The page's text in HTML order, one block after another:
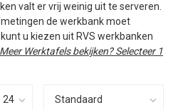
valt er vrij weinig uit te serveren.
de werkbank moet
u kiezen uit RVS werkbanken
Meer Werktafels bekijken? Selecteer 1